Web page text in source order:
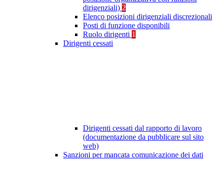
dirigenziali) 2
Elenco posizioni dirigenziali discrezionali
Posti di funzione disponibili
Ruolo dirigenti 1
Dirigenti cessati
Dirigenti cessati dal rapporto di lavoro
(documentazione da pubblicare sul sito
web)
Sanzioni per mancata comunicazione dei dati